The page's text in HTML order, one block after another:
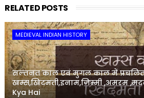
RELATED POSTS
MEDIEVAL INDIAN HISTORY
सल्तनत काल एवं मुगल काल में प्रचलित
खम्स,खिदमती,इनाम,जिम्मी ,अमरम
Kya Hai